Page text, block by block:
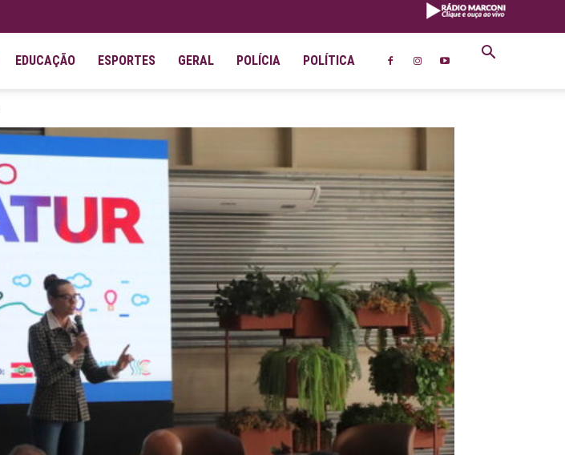
EDUCAÇÃO ESPORTES GERAL POLÍCIA POLÍTICA